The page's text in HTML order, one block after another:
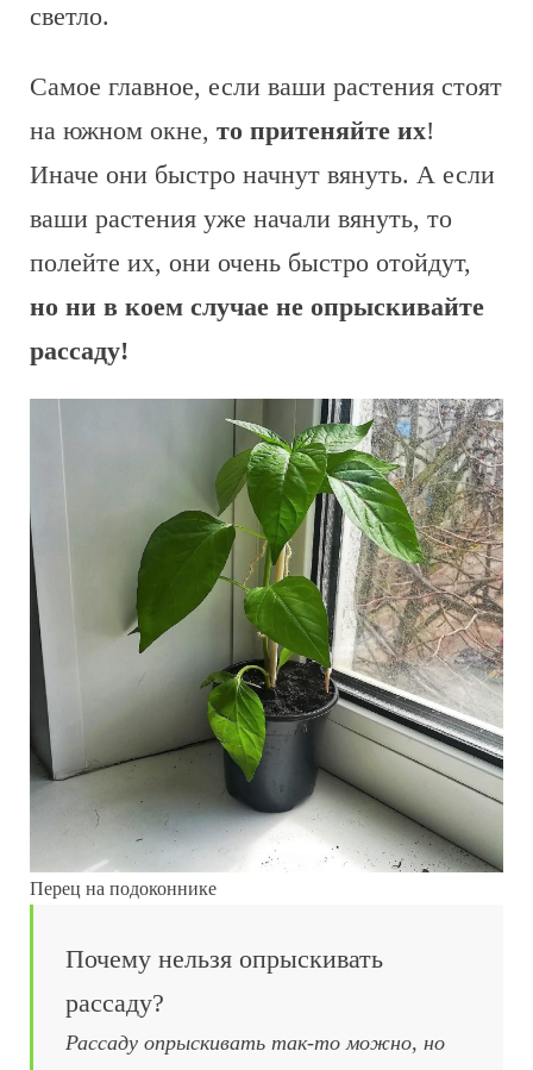
светло.
Самое главное, если ваши растения стоят
на южном окне, то притеняйте их!
Иначе они быстро начнут вянуть. А если
ваши растения уже начали вянуть, то
полейте их, они очень быстро отойдут,
но ни в коем случае не опрыскивайте
рассаду!
Перец на подоконнике
Почему нельзя опрыскивать
рассаду?
Рассаду опрыскивать так-то можно, но